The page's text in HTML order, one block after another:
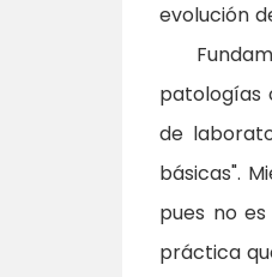
evolución
patologías
de
básicas".
pues no
práctica